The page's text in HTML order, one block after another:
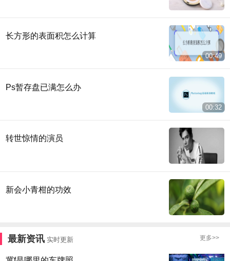
长方形的表面积怎么计算
00:49
Ps暂存盘已满怎么办
00:32
转世惊情的演员
新会小青柑的功效
最新资讯 实时更新 更多>>